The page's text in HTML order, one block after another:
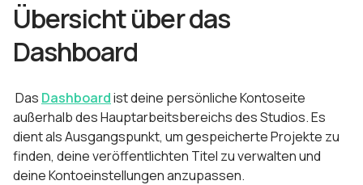
Übersicht über das
Dashboard
Das Dashboardist deine persönliche Kontoseite
außerhalb des Hauptarbeitsbereichs des Studios. Es
dient als Ausgangspunkt, um gespeicherte Projekte zu
finden, deine veröffentlichten Titel zu verwalten und
deine Kontoeinstellungen anzupassen.